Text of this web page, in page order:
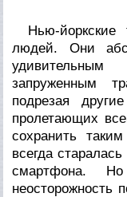
Нью-
людей. Они
запруженным
подрезая
пролетающих
сохранить
всегда
смартфона.
неосторожность